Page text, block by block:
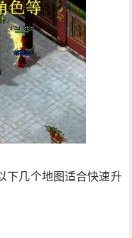
下几个地图适合快速升